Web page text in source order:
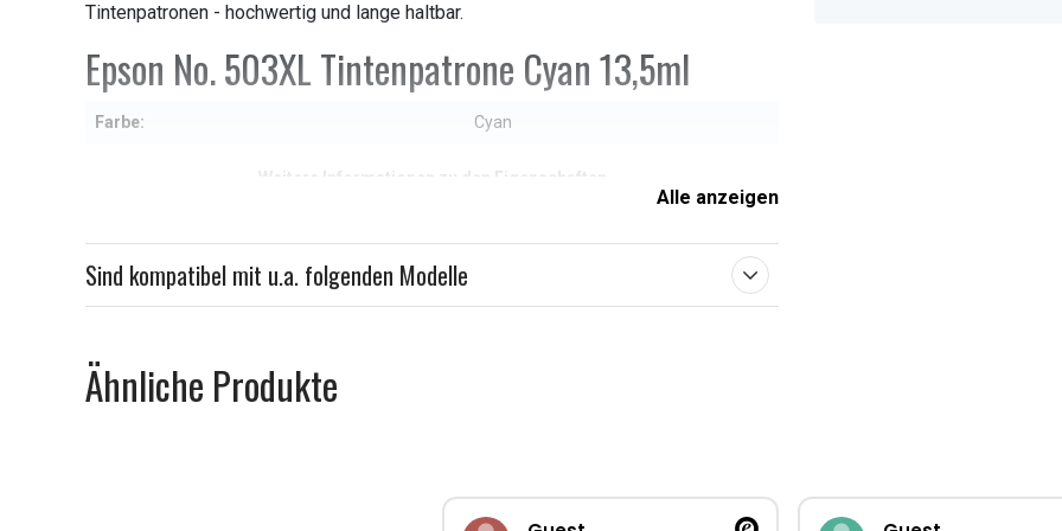
Tintenpatronen - hochwertig und lange haltbar.
Epson No. 503XL Tintenpatrone Cyan 13,5ml
Farbe: Cyan
Weitere Informationen zu den Eigenschaften
Alle anzeigen
Sind kompatibel mit u.a. folgenden Modelle
Ähnliche Produkte